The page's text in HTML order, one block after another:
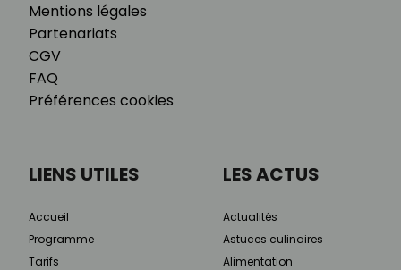
Mentions légales
Partenariats
CGV
FAQ
Préférences cookies
LIENS UTILES
Accueil
Programme
Tarifs
LES ACTUS
Actualités
Astuces culinaires
Alimentation